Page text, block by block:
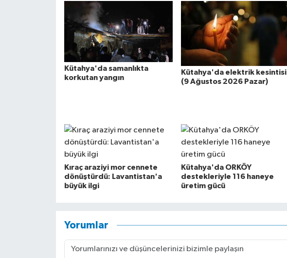
Kütahya'da samanlıkta
korkutan yangın
Kütahya'da elektrik kesintisi
(9 Ağustos 2026 Pazar)
Kıraç araziyi mor cennete
dönüştürdü: Lavantistan'a
büyük ilgi
Kütahya'da ORKÖY
destekleriyle 116 haneye
üretim gücü
Yorumlar